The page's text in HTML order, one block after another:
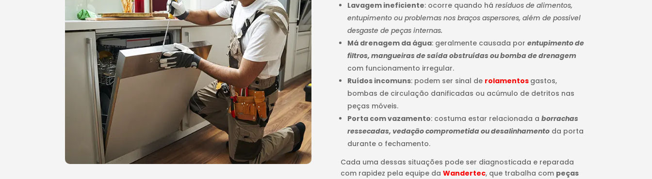
Lavagem ineficiente: ocorre quando há resíduos de alimentos,
entupimento ou problemas nos braços aspersores, além de possível
desgaste de peças internas.
Má drenagem da água: geralmente causada por entupimento de
filtros, mangueiras de saída obstruídas ou bomba de drenagem
com funcionamento irregular.
Ruídos incomuns: podem ser sinal de rolamentos gastos,
bombas de circulação danificadas ou acúmulo de detritos nas
peças móveis.
Porta com vazamento: costuma estar relacionada a borrachas
ressecadas, vedação comprometida ou desalinhamentoda porta
durante o fechamento.
Cada uma dessas situações pode ser diagnosticada e reparada
com rapidez pela equipe da Wandertec, que trabalha com peças